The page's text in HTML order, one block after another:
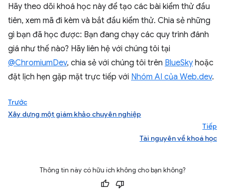
Hãy theo dõi khoá học này để tạo các bài kiểm thử đầu
tiên, xem mã đi kèm và bắt đầu kiểm thử. Chia sẻ những
gì bạn đã học được: Bạn đang chạy các quy trình đánh
giá như thế nào? Hãy liên hệ với chúng tôi tại
@ChromiumDev, chia sẻ với chúng tôi trên BlueSky hoặc
đặt lịch hẹn gặp mặt trực tiếp với Nhóm AI của Web.dev.
Trước
Xây dựng một giám khảo chuyên nghiệp
Tiếp
Tài nguyên về khoá học
Thông tin này có hữu ích không cho bạn không?